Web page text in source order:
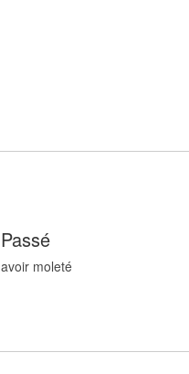
Passé
avoir moleté